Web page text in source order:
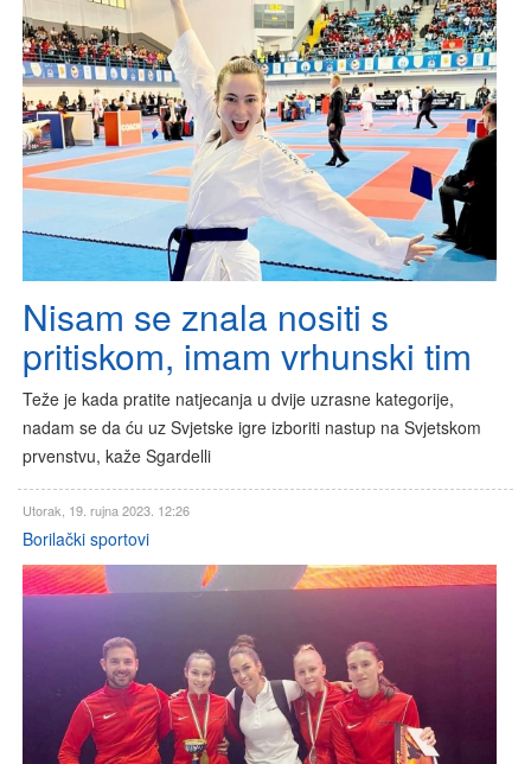
Nisam se znala nositi s
pritiskom, imam vrhunski tim
Teže je kada pratite natjecanja u dvije uzrasne kategorije,
nadam se da ću uz Svjetske igre izboriti nastup na Svjetskom
prvenstvu, kaže Sgardelli
Utorak, 19. rujna 2023. 12:26
Borilački sportovi